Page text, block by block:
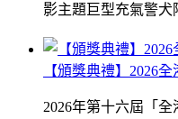
影主題巨型充氣警犬
【頒獎典禮】2026
2026年第十六屆「